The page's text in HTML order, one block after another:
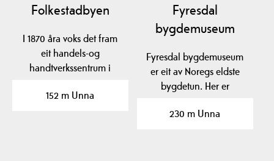
Folkestadbyen
I 1870 åra voks det fram
eit handels-og
handtverkssentrum i
152 m Unna
Fyresdal
bygdemuseum
Fyresdal bygdemuseum
er eit av Noregs eldste
bygdetun. Her er
og…
230 m Unna